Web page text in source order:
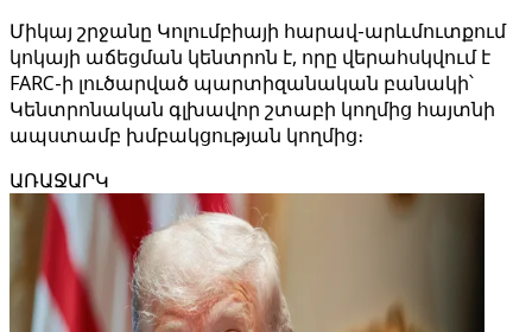
Միկայ շրջանը Կոլումբիայի հարավ-արևմուտքում
կոկայի աճեցման կենտրոն է, որը վերահսկվում է
FARC-ի լուծարված պարտիզանական բանակի՝
Կենտրոնական գլխավոր շտաբի կողմից հայտնի
ապստամբ խմբակցության կողմից։
ԱՌԱՋԱՐԿ